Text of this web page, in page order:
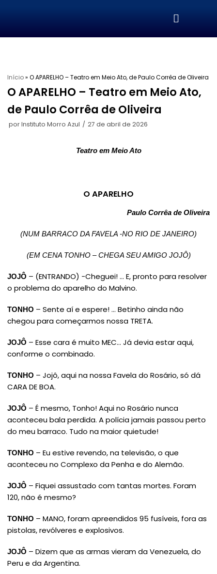
para
Início» O APARELHO – Teatro em Meio Ato, de Paulo Corrêa de Oliveira
O APARELHO – Teatro em Meio Ato,
de Paulo Corrêa de Oliveira
porInstituto Morro Azul 27 de abril de 2026
Teatro em Meio Ato
O APARELHO
Paulo Corrêa de Oliveira
(NUM BARRACO DA FAVELA -NO RIO DE JANEIRO)
(EM CENA TONHO – CHEGA SEU AMIGO JOJÔ)
JOJÔ – (ENTRANDO) -Cheguei! … E, pronto para resolver
o problema do aparelho do Malvino.
TONHO – Sente aí e espere! … Betinho ainda não
chegou para começarmos nossa TRETA.
JOJÔ – Esse cara é muito MEC… Já devia estar aqui,
conforme o combinado.
TONHO – Jojô, aqui na nossa Favela do Rosário, só dá
CARA DE BOA.
JOJÔ – É mesmo, Tonho! Aqui no Rosário nunca
aconteceu bala perdida. A polícia jamais passou perto
do meu barraco. Tudo na maior quietude!
TONHO – Eu estive revendo, na televisão, o que
aconteceu no Complexo da Penha e do Alemão.
JOJÔ – Fiquei assustado com tantas mortes. Foram
120, não é mesmo?
TONHO – MANO, foram apreendidos 95 fusíveis, fora as
pistolas, revólveres e explosivos.
JOJÔ – Dizem que as armas vieram da Venezuela, do
Peru e da Argentina.